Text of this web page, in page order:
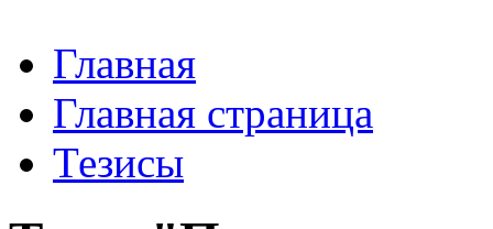
Главная
Главная страница
Тезисы